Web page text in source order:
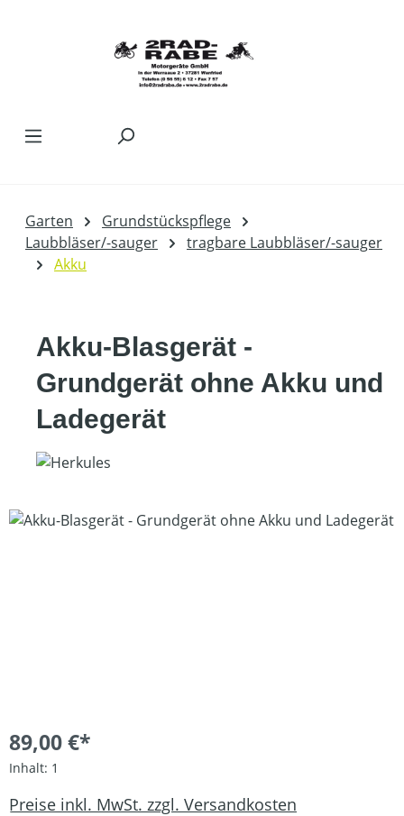
Garten
Grundstückspflege
Laubbläser/-sauger
tragbare Laubbläser/-sauger
Akku
Akku-Blasgerät -
Grundgerät ohne Akku und
Ladegerät
Bildergalerie überspringen
89,00 €*
Inhalt: 1
Preise inkl. MwSt. zzgl. Versandkosten